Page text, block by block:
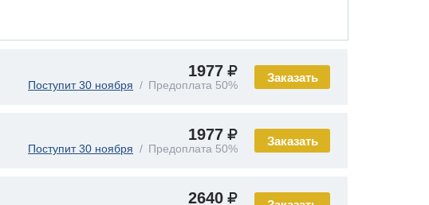
Заказать
1977
Поступит 30 ноября Предоплата 50%
Заказать
1977
Поступит 30 ноября Предоплата 50%
2640